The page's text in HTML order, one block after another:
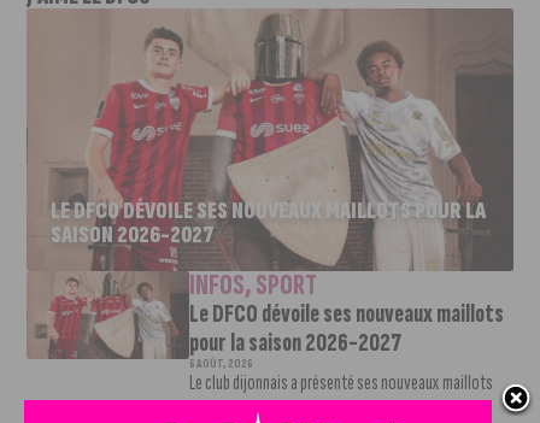
LE DFCO DÉVOILE SES NOUVEAUX MAILLOTS POUR LA
SAISON 2026-2027
INFOS,SPORT
Le DFCO dévoile ses nouveaux maillots
pour la saison 2026-2027
6 AOÛT, 2026
Le club dijonnais a présenté ses nouveaux maillots
pour son retour en Ligue 2....